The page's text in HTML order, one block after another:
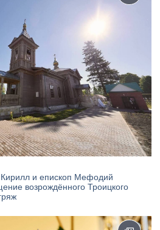
и епископ Мефодий
возрождённого Троицкого